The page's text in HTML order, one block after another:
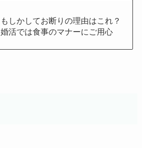
もしかしてお断りの理由はこれ？
婚活では食事のマナーにご用心